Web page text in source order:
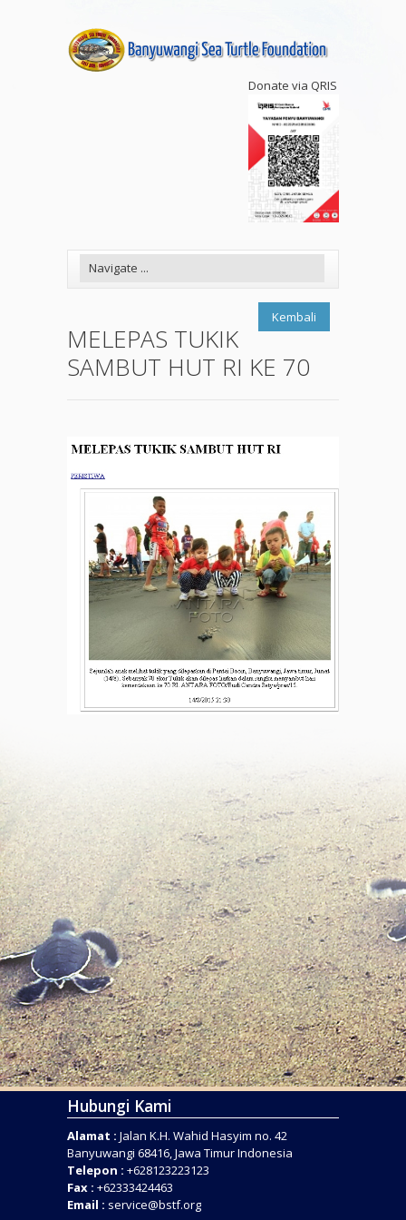
Donate via QRIS
Kembali
MELEPAS TUKIK
SAMBUT HUT RI KE 70
Hubungi Kami
Alamat : Jalan K.H. Wahid Hasyim no. 42
Banyuwangi 68416, Jawa Timur Indonesia
Telepon : +628123223123
Fax : +62333424463
Email : service@bstf.org